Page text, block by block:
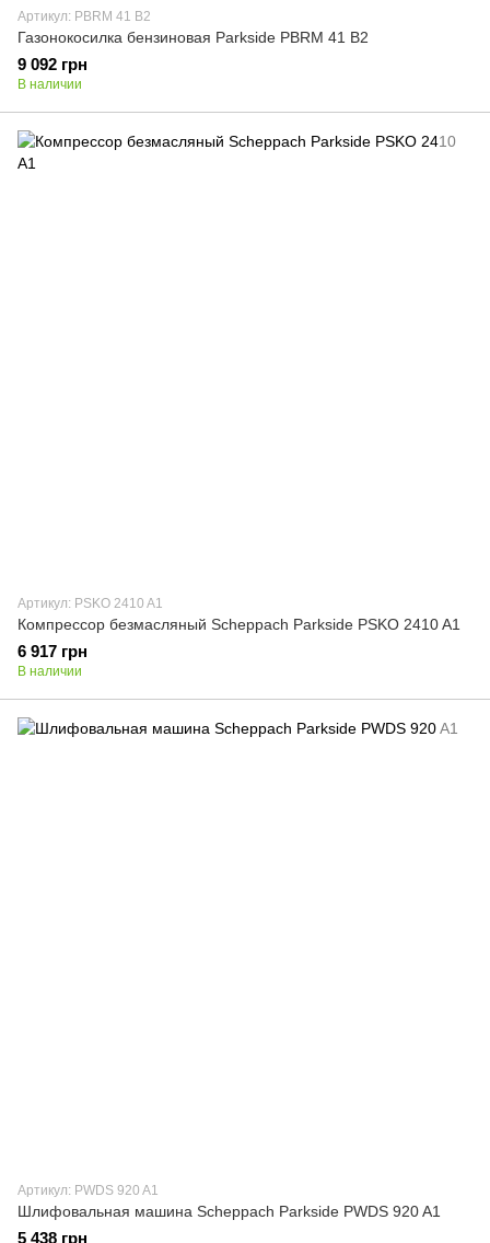
Артикул: PBRM 41 B2
Газонокосилка бензиновая Parkside PBRM 41 B2
9 092 грн
В наличии
Артикул: PSKO 2410 A1
Компрессор безмасляный Scheppach Parkside PSKO 2410 A1
6 917 грн
В наличии
Артикул: PWDS 920 A1
Шлифовальная машина Scheppach Parkside PWDS 920 A1
5 438 грн